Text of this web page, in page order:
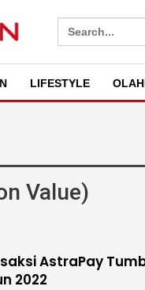
Search
for:
LIFESTYLE
Value)
AstraPay
2022